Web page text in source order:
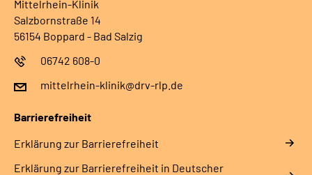
Mittelrhein-Klinik
Salzbornstraße 14
56154 Boppard - Bad Salzig
06742 608-0
mittelrhein-klinik@drv-rlp.de
Barrierefreiheit
Erklärung zur Barrierefreiheit
Erklärung zur Barrierefreiheit in Deutscher